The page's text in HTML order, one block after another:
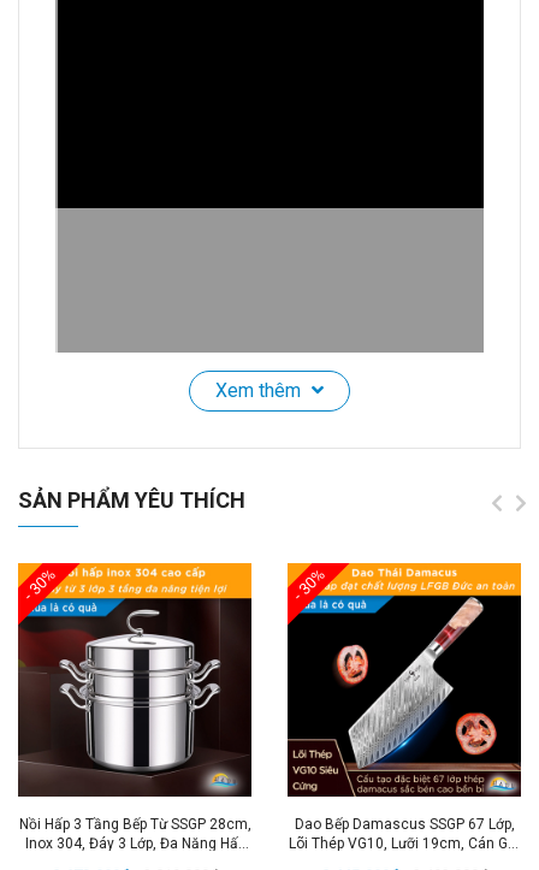
Cao Cấp Nam Châm Hút SSGP
- Đồng hồ hẹn giờ điện tử chất liệu hợp kim nhôm cao
cấp sang trọng kháng khuẩn sạch sẽ dễ dàng vệ sinh.
- Âm lượng lớn lên tới 80-90dB
- Thời gian đổ chông dài tới 1 phút
- Khi hoạt động không gây tiếng ồn giúp bạn làm hiệu
quả tập trung hơn.
- Đồng hồ hẹn giờ học tập và làm việc tập trung hơn
Xem thêm
SẢN PHẨM YÊU THÍCH
- 30%
Nồi Hấp 3 Tầng Bếp Từ SSGP 28cm,
Inox 304, Đáy 3 Lớp, Đa Năng Hấp
- 30%
Dao Bếp Damascus SSGP 67 Lớp,
Lõi Thép VG10, Lưỡi 19cm, Cán Gỗ,